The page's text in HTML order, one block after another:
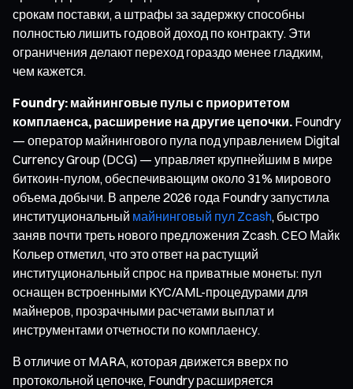
срокам поставки, а штрафы за задержку способны
полностью лишить годовой доход по контракту. Эти
ограничения делают переход гораздо менее гладким,
чем кажется.
Foundry: майнинговые пулы с приоритетом
комплаенса, расширение на другие цепочки. Foundry
— оператор майнингового пула под управлением Digital
Currency Group (DCG) — управляет крупнейшим в мире
биткоин-пулом, обеспечивающим около 31% мирового
объема добычи. В апреле 2026 года Foundry запустила
институциональный майнинговый пул Zcash, быстро
заняв почти треть нового предложения Zcash. CEO Майк
Кольер отметил, что это ответ на растущий
институциональный спрос на приватные монеты: пул
оснащен встроенными KYC/AML-процедурами для
майнеров, прозрачными расчетами выплат и
инструментами отчетности по комплаенсу.
В отличие от MARA, которая движется вверх по
протокольной цепочке, Foundry расширяется